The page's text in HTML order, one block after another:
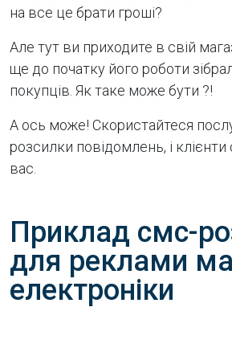
на все це брати гроші?
Але тут ви приходите в свій
ще до початку його роботи
покупців. Як таке може бути ?!
А ось може! Скористайтеся
розсилки повідомлень, і клієнти
вас.
Приклад смс-
для реклами
електроніки